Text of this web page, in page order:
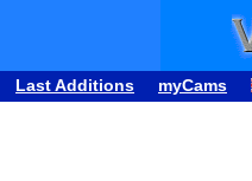
Last Additions myCams